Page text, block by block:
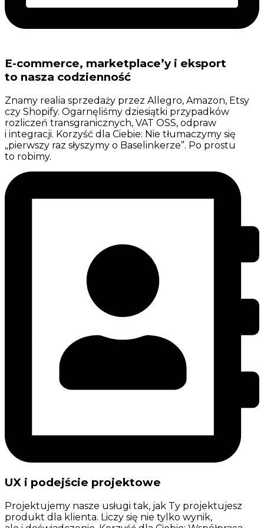
E-commerce, marketplace’y i eksport
to nasza codzienność
Znamy realia sprzedaży przez Allegro, Amazon, Etsy
czy Shopify. Ogarnęliśmy dziesiątki przypadków
rozliczeń transgranicznych, VAT OSS, odpraw
i integracji. Korzyść dla Ciebie: Nie tłumaczymy się
„pierwszy raz słyszymy o Baselinkerze”. Po prostu
to robimy.
UX i podejście projektowe
Projektujemy nasze usługi tak, jak Ty projektujesz
produkt dla klienta. Liczy się nie tylko wynik,